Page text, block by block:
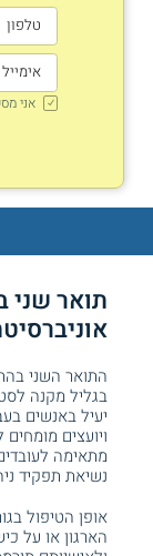
אני
תואר שני
התואר השני
בגליל מקנה
יעיל באנשים
ויועצים
מתאימה
נשיאת תפקיד
אופן הטיפול
הארגון או על